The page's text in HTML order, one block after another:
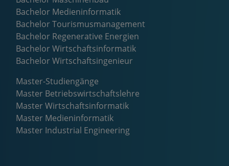
Bachelor Medieninformatik
Bachelor Tourismusmanagement
Bachelor Regenerative Energien
Bachelor Wirtschaftsinformatik
Bachelor Wirtschaftsingenieur
Master-Studiengänge
Master Betriebswirtschaftslehre
Master Wirtschaftsinformatik
Master Medieninformatik
Master Industrial Engineering